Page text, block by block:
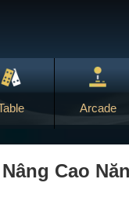
Arcade
Cao